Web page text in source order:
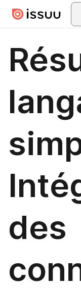
Skip to main content
des